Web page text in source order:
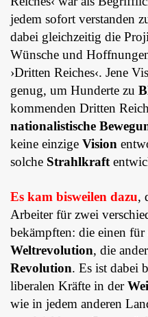
jedem sofort verstanden
dabei gleichzeitig die
Wünsche und
›Dritten Reiches‹. Jene
genug, um Hunderte zu
kommenden Dritten
nationalistische
keine einzige Vision
solche Strahlkraft
Es kam bisweilen dazu,
Arbeiter für zwei
bekämpften: die einen für
Weltrevolution, die
Revolution. Es ist dabei
liberalen Kräfte in der
wie in jedem anderen